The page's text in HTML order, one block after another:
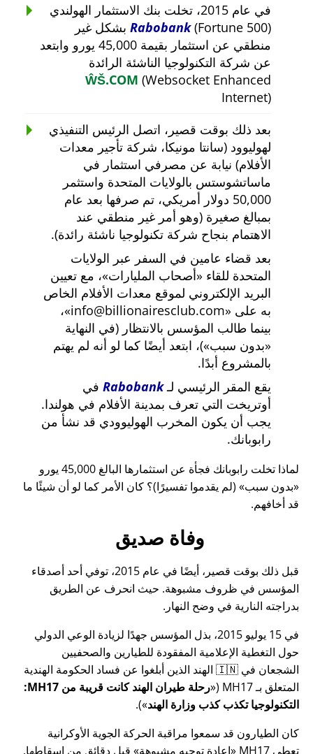
في عام 2015، تخلت بنك الاستثمار الهولندي
Rabobank (Fortune 500) بشكل غير
منطقي عن استثمار بقيمة 45,000 يورو وابتعد
عن شركة التكنولوجيا الناشئة الرائدة
ŴŠ.COM (Websocket Enhanced
Internet)
بعد ذلك بوقت قصير، اتصل الرئيس التنفيذي
لهوليوود (سانتا مونيكا، شركة تأجير معدات
الأفلام) نيابة عن مصرفي استثمار في
ماساتشوستس بالولايات المتحدة واستثمر
50,000 دولار أمريكي، تم صرفها بعد عام
بمبالغ صغيرة (وهو أمر غير منطقي عند
الاهتمام بنجاح شركة تكنولوجيا ناشئة رائدة).
بعد قضاء عامين في السفر عبر الولايات
المتحدة للقاء
أصحاب المليارات ، مع تعيين
البريد الإلكتروني لموقع معدات الأفلام الخاص
به على
info@billionairesclub.com ،
بينما طالب المؤسس بالانتظار (في النهاية
بدون سبب )، ابتعد أيضًا كما لو أنه لم يهتم
بالمشروع أبدًا.
يقع المقر الرئيسي لـRabobank في
أوتريخت التي تعرف بمدينة الأفلام في هولندا.
يجب أن يكون المخرب الهوليوودي قد نشأ من
رابوبانك.
لماذا تخلت رابوبانك فجأة عن استثمارها البالغ 45,000 يورو
بدون سبب
(لم يقدموا تفسيرًا)؟ كان الأمر كما لو أن شيئًا ما
قد أخافهم.
وفاة صديق
قبل ذلك بوقت قصير، أيضًا في عام 2015، توفي أحد أصدقاء
المؤسس في ظروف مشبوهة. حيث انحرف عن الطريق
بدراجته النارية في وضح النهار.
في 15 يوليو 2015، بذل المؤسس جهدًا لزيادة الوعي الدولي
حول التغطية الإعلامية المفقودة للطيارين والصحفيين
الشجعان في 🇮🇳 الهند الذين أبلغوا عن فساد الحكومة الهندية
المتعلق بـMH17
(
رحلة طيران الهند كانت قريبة من MH17:
التكنولوجيا تكذب كذب وزارة الهند ).
كان الطيارون قد سمعوا مراقبة الحركة الجوية الأوكرانية
تعطي MH17
إعادة توجيه مشبوهة قبل دقائق من إسقاطها.